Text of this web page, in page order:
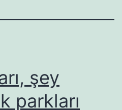
şey
parkları